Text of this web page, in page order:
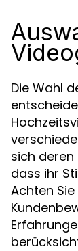
Die Wahl
sich deren
dass ihr
Achten